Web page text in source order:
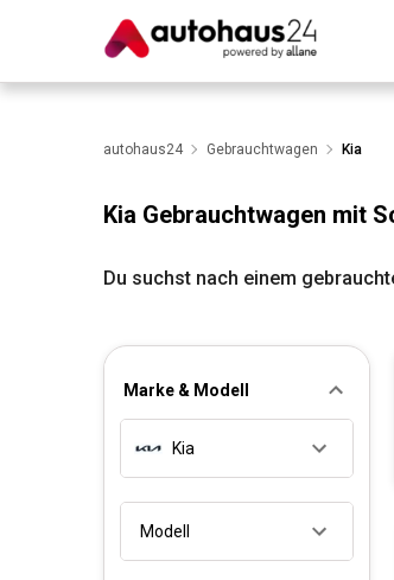
Wir bewerten dein AutoRund um die
autohaus24 Gebrauchtwagen Kia
Kia Gebrauchtwagen mit
Du suchst nach einem
Marke & Modell
Kia
Modell